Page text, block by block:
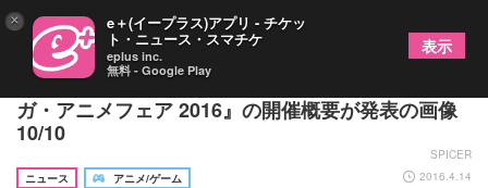
水瀬いのりが応援サポーター就任！『京都国際マン
ガ・アニメフェア 2016』の開催概要が発表の画像
10/10
SPICER
ニュース
アニメ/ゲーム 2016.4.14
× e＋(イープラス)アプリ - チケッ
ト・ニュース・スマチケ
eplus inc.
無料 - Google Play
表示